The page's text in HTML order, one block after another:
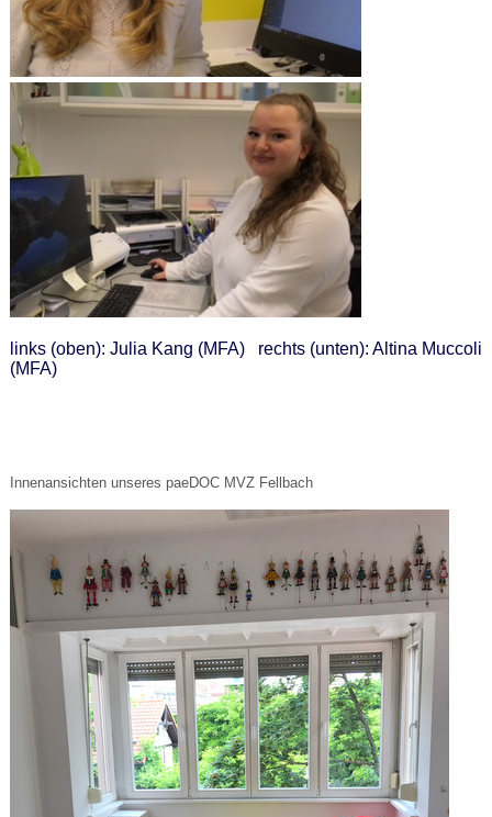
links (oben): Julia Kang (MFA) rechts (unten): Altina Muccoli
(MFA)
Innenansichten unseres paeDOC MVZ Fellbach